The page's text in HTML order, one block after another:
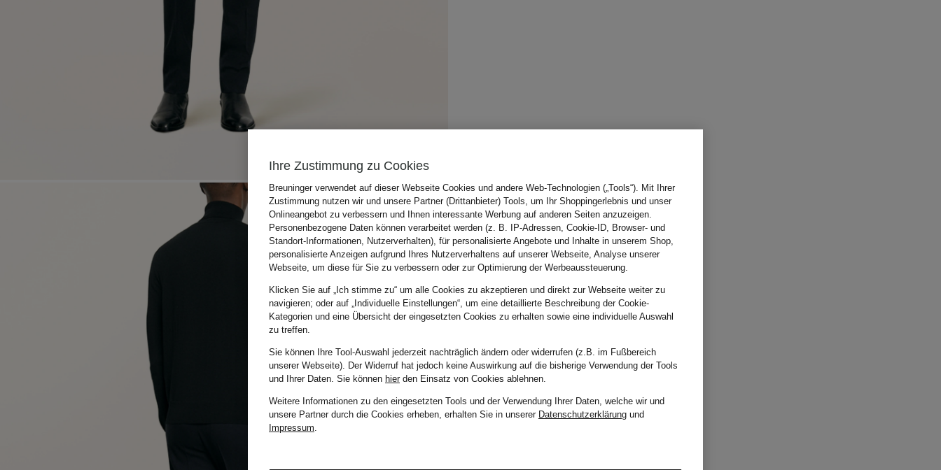
Ihre Zustimmung zu Cookies
Breuninger verwendet auf dieser Webseite Cookies und andere Web-Technologien („Tools“). Mit Ihrer
Zustimmung nutzen wir und unsere Partner (Drittanbieter) Tools, um Ihr Shoppingerlebnis und unser
Onlineangebot zu verbessern und Ihnen interessante Werbung auf anderen Seiten anzuzeigen.
Personenbezogene Daten können verarbeitet werden (z. B. IP-Adressen, Cookie-ID, Browser- und
Standort-Informationen, Nutzerverhalten), für personalisierte Angebote und Inhalte in unserem Shop,
personalisierte Anzeigen aufgrund Ihres Nutzerverhaltens auf unserer Webseite, Analyse unserer
Webseite, um diese für Sie zu verbessern oder zur Optimierung der Werbeaussteuerung.
Klicken Sie auf „Ich stimme zu“ um alle Cookies zu akzeptieren und direkt zur Webseite weiter zu
navigieren; oder auf „Individuelle Einstellungen“, um eine detaillierte Beschreibung der Cookie-
Kategorien und eine Übersicht der eingesetzten Cookies zu erhalten sowie eine individuelle Auswahl
zu treffen.
Sie können Ihre Tool-Auswahl jederzeit nachträglich ändern oder widerrufen (z.B. im Fußbereich
unserer Webseite). Der Widerruf hat jedoch keine Auswirkung auf die bisherige Verwendung der Tools
und Ihrer Daten. Sie können hierden Einsatz von Cookies ablehnen.
Weitere Informationen zu den eingesetzten Tools und der Verwendung Ihrer Daten, welche wir und
unsere Partner durch die Cookies erheben, erhalten Sie in unserer Datenschutzerklärung und
Impressum.